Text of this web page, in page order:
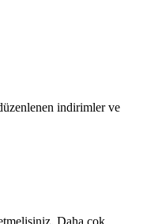
indirimler ve
Daha çok